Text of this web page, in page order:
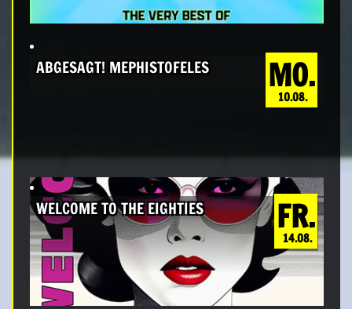
MO.
10.08.
ABGESAGT! MEPHISTOFELES
FR.
14.08.
WELCOME TO THE EIGHTIES